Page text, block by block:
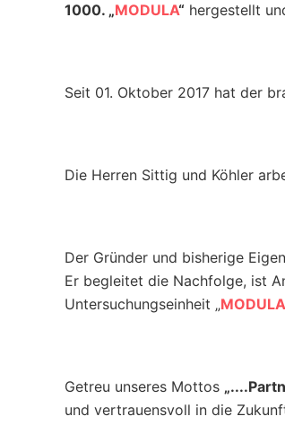
1000. „MODULA“ hergestellt
Seit 01. Oktober 2017 hat der
Die Herren Sittig und Köhler
Der Gründer und bisherige
Er begleitet die Nachfolge, ist
Untersuchungseinheit „MODULA
Getreu unseres Mottos
und vertrauensvoll in die